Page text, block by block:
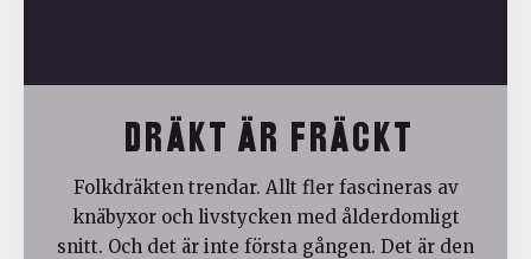
DRÄKT ÄR FRÄCKT
Folkdräkten trendar. Allt fler fascineras av
knäbyxor och livstycken med ålderdomligt
snitt. Och det är inte första gången. Det är den